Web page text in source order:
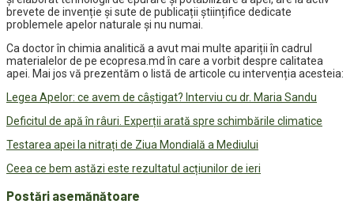
brevete de invenție și sute de publicații științifice dedicate
problemele apelor naturale și nu numai.
Ca doctor în chimia analitică a avut mai multe apariții în cadrul
materialelor de pe ecopresa.md în care a vorbit despre calitatea
apei. Mai jos vă prezentăm o listă de articole cu intervenția acesteia:
Legea Apelor: ce avem de câștigat? Interviu cu dr. Maria Sandu
Deficitul de apă în râuri. Experții arată spre schimbările climatice
Testarea apei la nitrați de Ziua Mondială a Mediului
Ceea ce bem astăzi este rezultatul acțiunilor de ieri
Postări asemănătoare